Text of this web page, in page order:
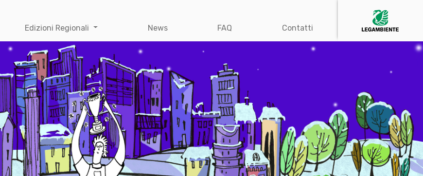
Edizioni Regionali News FAQ Contatti